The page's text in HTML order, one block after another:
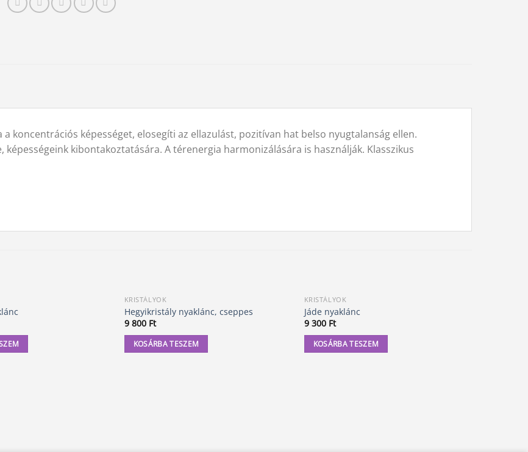
a koncentrációs képességet, elosegíti az ellazulást, pozitívan hat belso nyugtalanság ellen.
kibontakoztatására. A térenergia harmonizálására is használják. Klasszikus
KRISTÁLYOK
Hegyikristály nyaklánc, cseppes
9 800 Ft
KOSÁRBA TESZEM
KRISTÁLYOK
Jáde nyaklánc
9 300 Ft
KOSÁRBA TESZEM